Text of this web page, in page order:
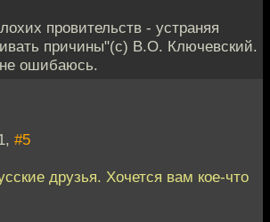
провительств - устраняя
причины"(с) В.О. Ключевский.
не ошибаюсь.
#5
друзья. Хочется вам кое-что